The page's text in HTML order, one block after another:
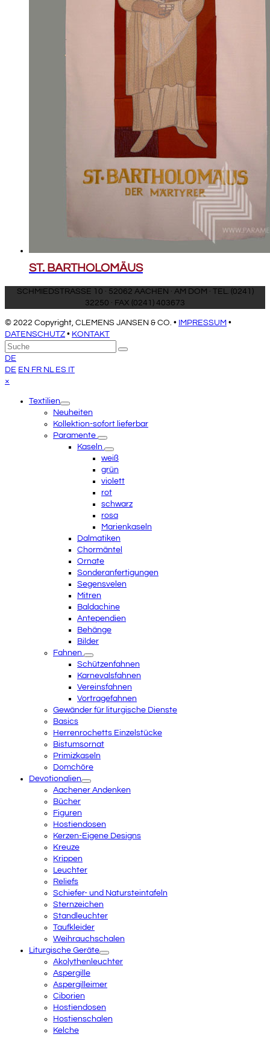
ST. BARTHOLOMÄUS
SCHMIEDSTRASSE 10 · 52062 AACHEN · AM DOM · TEL. (0241)
32250 · FAX (0241) 403673
© 2022 Copyright, CLEMENS JANSEN & CO. • IMPRESSUM •
DATENSCHUTZ • KONTAKT
An
den
Anfang
scrollen
Suche
Senden
DE
DE EN FR NL ES IT
×
menuTextilien
Neuheiten
Kollektion-sofort lieferbar
Paramente
Kaseln
weiß
grün
violett
rot
schwarz
rosa
Marienkaseln
Dalmatiken
Chormäntel
Ornate
Sonderanfertigungen
Segensvelen
Mitren
Baldachine
Antependien
Behänge
Bilder
Fahnen
Schützenfahnen
Karnevalsfahnen
Vereinsfahnen
Vortragefahnen
Gewänder für liturgische Dienste
Basics
Herrenrochetts Einzelstücke
Bistumsornat
Primizkaseln
Domchöre
Devotionalien
Aachener Andenken
Bücher
Figuren
Hostiendosen
Kerzen-Eigene Designs
Kreuze
Krippen
Leuchter
Reliefs
Schiefer- und Natursteintafeln
Sternzeichen
Standleuchter
Taufkleider
Weihrauchschalen
Liturgische Geräte
Akolythenleuchter
Aspergille
Aspergilleimer
Ciborien
Hostiendosen
Hostienschalen
Kelche